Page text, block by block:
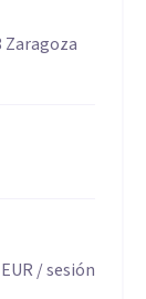
Zaragoza
EUR / sesión